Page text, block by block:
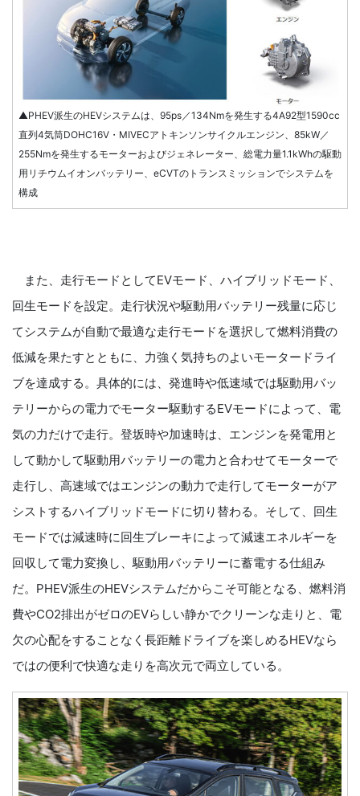
▲PHEV派生のHEVシステムは、95ps／134Nmを発生する4A92型1590cc
直列4気筒DOHC16V・MIVECアトキンソンサイクルエンジン、85kW／
255Nmを発生するモーターおよびジェネレーター、総電力量1.1kWhの駆動
用リチウムイオンバッテリー、eCVTのトランスミッションでシステムを
構成
また、走行モードとしてEVモード、ハイブリッドモード、
回生モードを設定。走行状況や駆動用バッテリー残量に応じ
てシステムが自動で最適な走行モードを選択して燃料消費の
低減を果たすとともに、力強く気持ちのよいモータードライ
ブを達成する。具体的には、発進時や低速域では駆動用バッ
テリーからの電力でモーター駆動するEVモードによって、電
気の力だけで走行。登坂時や加速時は、エンジンを発電用と
して動かして駆動用バッテリーの電力と合わせてモーターで
走行し、高速域ではエンジンの動力で走行してモーターがア
シストするハイブリッドモードに切り替わる。そして、回生
モードでは減速時に回生ブレーキによって減速エネルギーを
回収して電力変換し、駆動用バッテリーに蓄電する仕組み
だ。PHEV派生のHEVシステムだからこそ可能となる、燃料消
費やCO2排出がゼロのEVらしい静かでクリーンな走りと、電
欠の心配をすることなく長距離ドライブを楽しめるHEVなら
ではの便利で快適な走りを高次元で両立している。